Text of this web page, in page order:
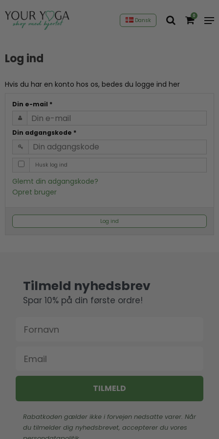
Dansk
0
Log ind
Hvis du har en konto hos os, bedes du logge ind her
Din e-mail *
Din adgangskode *
Husk log ind
Glemt din adgangskode?
Opret bruger
Log ind
Tilmeld nyhedsbrev
Spar 10% på din første ordre!
Fornavn
Email
TILMELD
Rabatkoden gælder ikke i forvejen nedsatte varer. Når
du tilmelder dig nyhedsbrevet, accepterer du vores